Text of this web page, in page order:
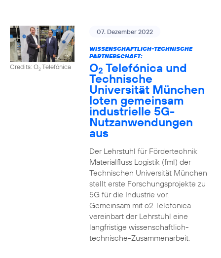
Credits: O2Telefónica
07. Dezember 2022
WISSENSCHAFTLICH-TECHNISCHE
PARTNERSCHAFT:
O2 Telefónica und
Technische
Universität München
loten gemeinsam
industrielle 5G-
Nutzanwendungen
aus
Der Lehrstuhl für Fördertechnik
Materialfluss Logistik (fml) der
Technischen Universität München
stellt erste Forschungsprojekte zu
5G für die Industrie vor.
Gemeinsam mit o2 Telefonica
vereinbart der Lehrstuhl eine
langfristige wissenschaftlich-
technische-Zusammenarbeit.